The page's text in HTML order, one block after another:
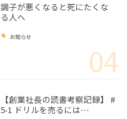
調子が悪くなると死にたくな
る人へ
お知らせ
04
【創業社長の読書考察記録】 #
5-1 ドリルを売るには…